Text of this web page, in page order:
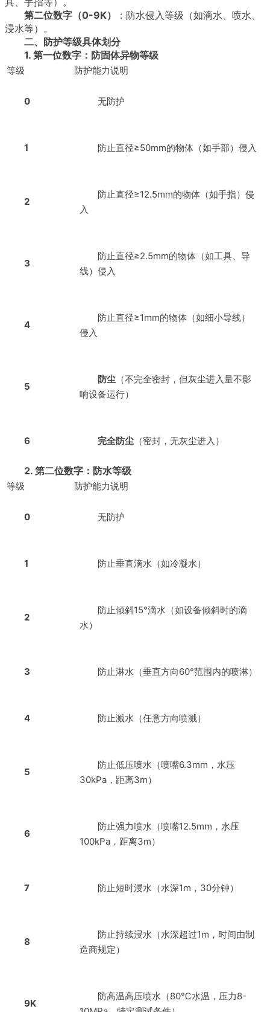
第二位数字（0-9K）
：防水侵入等级（如滴水、喷水、
浸水等）。
二、防护等级具体划分
1. 第一位数字：防固体异物等级
等级 防护能力说明
0 无防护
1 防止直径≥50mm的物体（如手部）侵入
2
防止直径≥12.5mm的物体（如手指）侵
入
3
防止直径≥2.5mm的物体（如工具、导
线）侵入
4
防止直径≥1mm的物体（如细小导线）
侵入
5
防尘 （不完全密封，但灰尘进入量不影
响设备运行）
6 完全防尘 （密封，无灰尘进入）
2. 第二位数字：防水等级
等级 防护能力说明
0 无防护
1 防止垂直滴水（如冷凝水）
2
防止倾斜15°滴水（如设备倾斜时的滴
水）
3 防止淋水（垂直方向60°范围内的喷淋）
4 防止溅水（任意方向喷溅）
5
防止低压喷水（喷嘴6.3mm，水压
30kPa，距离3m）
6
防止强力喷水（喷嘴12.5mm，水压
100kPa，距离3m）
7 防止短时浸水（水深1m，30分钟）
8
防止持续浸水（水深超过1m，时间由制
造商规定）
9K
防高温高压喷水（80℃水温，压力8-